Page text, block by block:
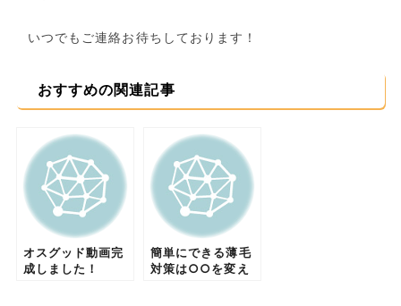
いつでもご連絡お待ちしております！
おすすめの関連記事
オスグッド動画完
成しました！
簡単にできる薄毛
対策は○○を変え